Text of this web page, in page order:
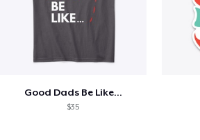
Good Dads Be Like...
$35